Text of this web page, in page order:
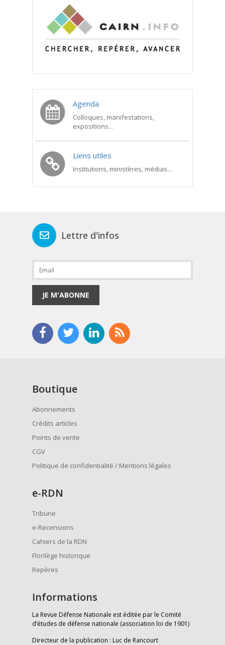
Agenda
Colloques, manifestations,
expositions...
Liens utiles
Institutions, ministères, médias...
Lettre d'infos
JE M'ABONNE
Boutique
Abonnements
Crédits articles
Points de vente
CGV
Politique de confidentialité / Mentions légales
e-RDN
Tribune
e-Recensions
Cahiers de la RDN
Florilège historique
Repères
Informations
La Revue Défense Nationale est éditée par le Comité
d’études de défense nationale (association loi de 1901)
Directeur de la publication : Luc de Rancourt